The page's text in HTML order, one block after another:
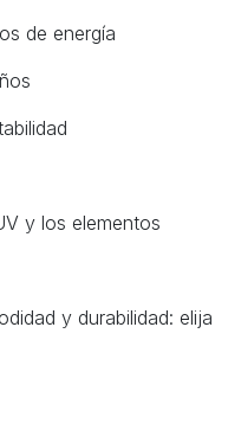
de energía
y los elementos
y durabilidad: elija